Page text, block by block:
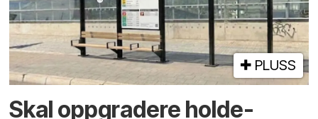
PLUSS
Skal oppgradere holde­